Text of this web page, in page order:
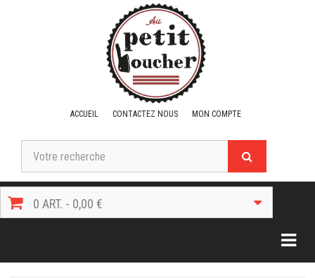
ACCUEIL CONTACTEZ NOUS MON COMPTE
0 ART. - 0,00 €